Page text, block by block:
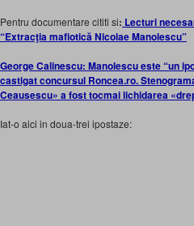
Pentru documentare cititi si: Lecturi
“Extracţia mafiotică Nicolae Manolescu”
George Calinescu: Manolescu este “un
castigat concursul Roncea.ro.
Ceausescu» a fost tocmai lichidarea
Iat-o aici in doua-trei ipostaze: